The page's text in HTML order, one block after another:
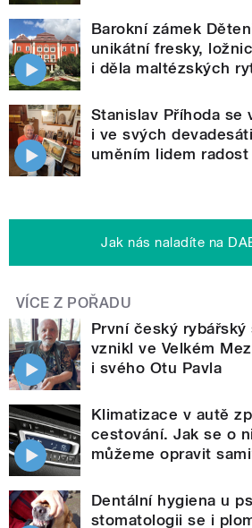
Barokní zámek
unikátní fresky,
i děla maltézských
Stanislav Příhoda se
i ve svých
uměním lidem radost
Jak nás naladíte na
VÍCE Z POŘADU
První český rybářský
vznikl ve Velkém
i svého Otu Pavla
Klimatizace v autě
cestování. Jak se o
můžeme opravit
Dentální hygiena u
stomatologii se i